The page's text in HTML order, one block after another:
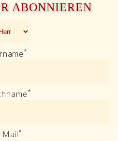
ABONNIEREN
*
*
Mail*